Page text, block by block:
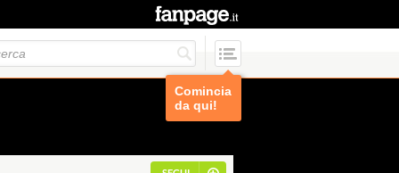
Comincia
da qui!